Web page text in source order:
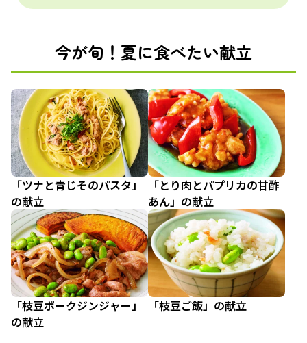
今が旬！夏に食べたい献立
「ツナと青じそのパスタ」
の献立
「とり肉とパプリカの甘酢
あん」の献立
「枝豆ポークジンジャー」
の献立
「枝豆ご飯」の献立